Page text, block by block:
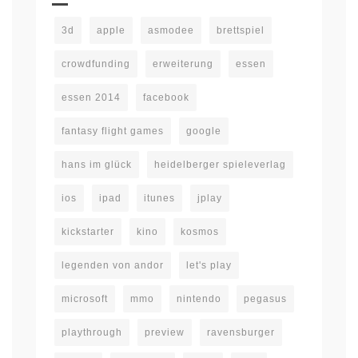
3d apple asmodee brettspiel
crowdfunding erweiterung essen
essen 2014 facebook
fantasy flight games google
hans im glück heidelberger spieleverlag
ios ipad itunes jplay
kickstarter kino kosmos
legenden von andor let's play
microsoft mmo nintendo pegasus
playthrough preview ravensburger